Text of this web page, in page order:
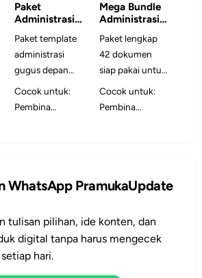
Paket
Administrasi
Pramuka
Paket template
administrasi
gugus depan
siap edit untuk
membuat
inventaris lebih
Cocok untuk:
Pembina
satuan, dan tim
yang ingin tata
kelola gugus
depan lebih
profesional.
Mega Bundle
Administrasi
& RPP/Modul
Ajar Pramuka
2026
Paket lengkap
42 dokumen
siap pakai untuk
Pembina
Pramuka —
akreditasi, dan
bank soal dalam
dan XLSX yang
mudah diedit.
Cocok untuk:
Pembina
satuan, dan tim
yang
membutuhkan
dokumen
WhatsApp PramukaUpdate
tulisan pilihan, ide konten, dan
digital tanpa harus mengecek
hari.